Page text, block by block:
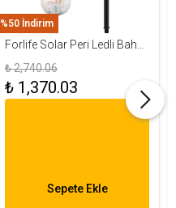
%50 İndirim
Forlife Solar Peri Ledli Bahçe
Aydınlatma Armatürü FL-
3284
₺ 2,740.06
₺ 1,370.03
Sepete Ekle